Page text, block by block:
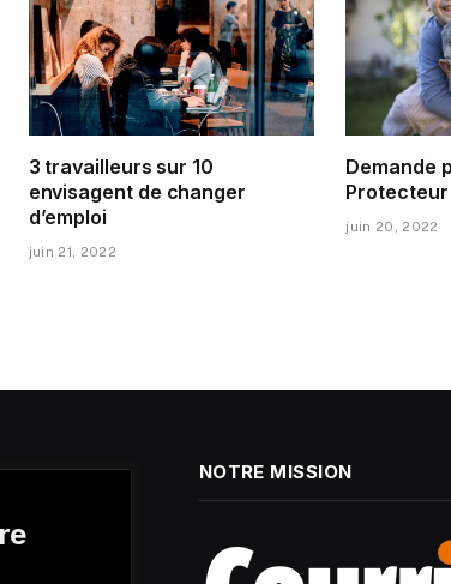
3 travailleurs sur 10
envisagent de changer
d’emploi
juin 21, 2022
Demande
juin 20, 2022
NOTRE MISSION